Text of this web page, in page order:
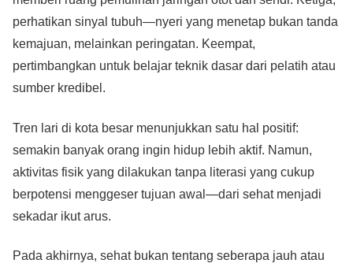
perhatikan sinyal tubuh—nyeri yang menetap bukan tanda
kemajuan, melainkan peringatan. Keempat,
pertimbangkan untuk belajar teknik dasar dari pelatih atau
sumber kredibel.
Tren lari di kota besar menunjukkan satu hal positif:
semakin banyak orang ingin hidup lebih aktif. Namun,
aktivitas fisik yang dilakukan tanpa literasi yang cukup
berpotensi menggeser tujuan awal—dari sehat menjadi
sekadar ikut arus.
Pada akhirnya, sehat bukan tentang seberapa jauh atau